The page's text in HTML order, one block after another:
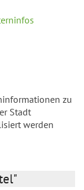
zu
Stadt
werden